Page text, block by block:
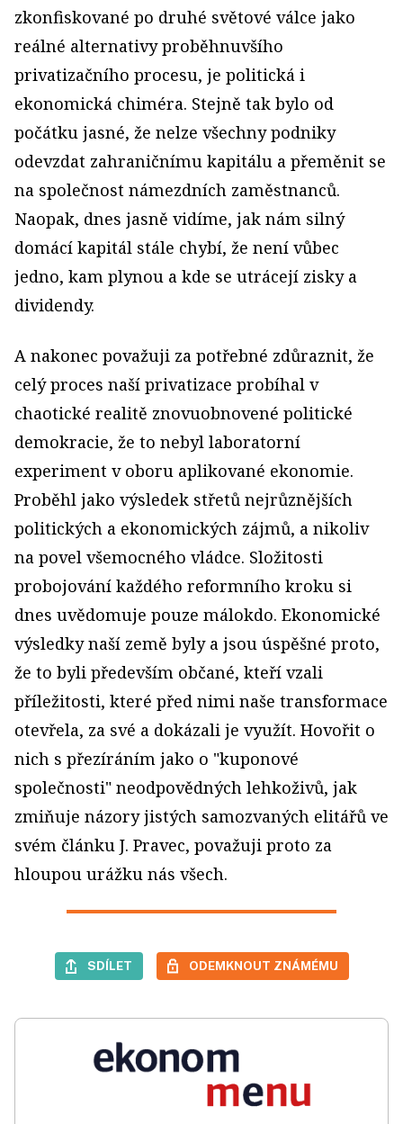
zkonfiskované po druhé světové válce jako
reálné alternativy proběhnuvšího
privatizačního procesu, je politická i
ekonomická chiméra. Stejně tak bylo od
počátku jasné, že nelze všechny podniky
odevzdat zahraničnímu kapitálu a přeměnit se
na společnost námezdních zaměstnanců.
Naopak, dnes jasně vidíme, jak nám silný
domácí kapitál stále chybí, že není vůbec
jedno, kam plynou a kde se utrácejí zisky a
dividendy.
A nakonec považuji za potřebné zdůraznit, že
celý proces naší privatizace probíhal v
chaotické realitě znovuobnovené politické
demokracie, že to nebyl laboratorní
experiment v oboru aplikované ekonomie.
Proběhl jako výsledek střetů nejrůznějších
politických a ekonomických zájmů, a nikoliv
na povel všemocného vládce. Složitosti
probojování každého reformního kroku si
dnes uvědomuje pouze málokdo. Ekonomické
výsledky naší země byly a jsou úspěšné proto,
že to byli především občané, kteří vzali
příležitosti, které před nimi naše transformace
otevřela, za své a dokázali je využít. Hovořit o
nich s přezíráním jako o "kuponové
společnosti" neodpovědných lehkoživů, jak
zmiňuje názory jistých samozvaných elitářů ve
svém článku J. Pravec, považuji proto za
hloupou urážku nás všech.
SDÍLET ODEMKNOUT ZNÁMÉMU